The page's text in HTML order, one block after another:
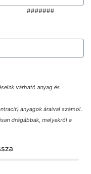
#######
várható anyag és
anyagok áraival számol.
drágábbak, melyekről a